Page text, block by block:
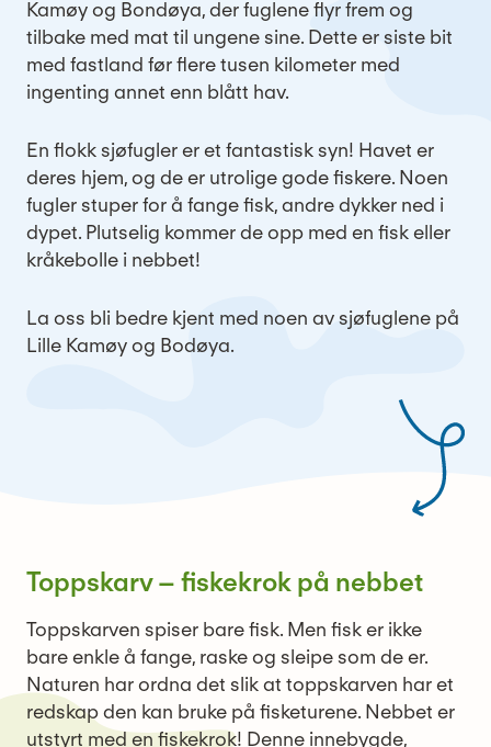
Kamøy og Bondøya, der fuglene flyr frem og
tilbake med mat til ungene sine. Dette er siste bit
med fastland før flere tusen kilometer med
ingenting annet enn blått hav.
En flokk sjøfugler er et fantastisk syn! Havet er
deres hjem, og de er utrolige gode fiskere. Noen
fugler stuper for å fange fisk, andre dykker ned i
dypet. Plutselig kommer de opp med en fisk eller
kråkebolle i nebbet!
La oss bli bedre kjent med noen av sjøfuglene på
Lille Kamøy og Bodøya.
Toppskarv – fiskekrok på nebbet
Toppskarven spiser bare fisk. Men fisk er ikke
bare enkle å fange, raske og sleipe som de er.
Naturen har ordna det slik at toppskarven har et
redskap den kan bruke på fisketurene. Nebbet er
utstyrt med en fiskekrok! Denne innebygde,